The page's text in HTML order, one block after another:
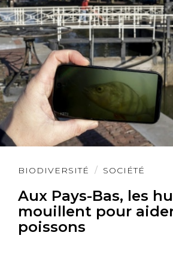
BIODIVERSITÉ SOCIÉTÉ
Aux Pays-Bas, les
mouillent pour
poissons
Lire